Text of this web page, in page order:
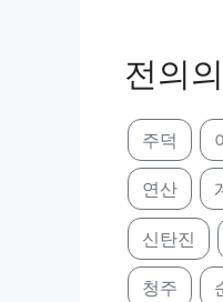
전의
주덕
연산
신탄진
청주